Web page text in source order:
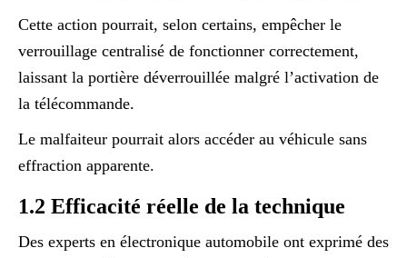
Cette action pourrait, selon certains, empêcher le
verrouillage centralisé de fonctionner correctement,
laissant la portière déverrouillée malgré l’activation de
la télécommande.
Le malfaiteur pourrait alors accéder au véhicule sans
effraction apparente.
1.2 Efficacité réelle de la technique
Des experts en électronique automobile ont exprimé des